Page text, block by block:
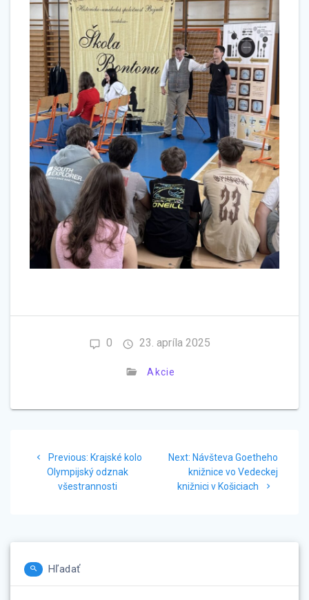
0 23. apríla 2025
Akcie
Previous: Previous
post:
Krajské kolo
Olympijský odznak
všestrannosti
Next: Next
post:
Návšteva Goetheho
knižnice vo Vedeckej
knižnici v Košiciach
Hľadať